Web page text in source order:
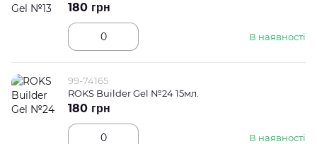
В наявності
180 грн
99-74165
ROKS Builder Gel №24 15мл.
В наявності
180 грн